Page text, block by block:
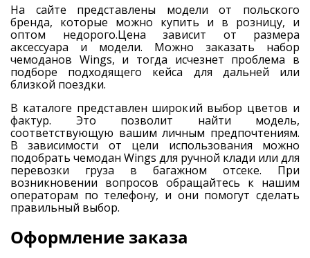
На сайте представлены модели от польского
бренда, которые можно купить и в розницу, и
оптом недорого.Цена зависит от размера
аксессуара и модели. Можно заказать набор
чемоданов Wings, и тогда исчезнет проблема в
подборе подходящего кейса для дальней или
близкой поездки.
В каталоге представлен широкий выбор цветов и
фактур. Это позволит найти модель,
соответствующую вашим личным предпочтениям.
В зависимости от цели использования можно
подобрать чемодан Wings для ручной клади или для
перевозки груза в багажном отсеке. При
возникновении вопросов обращайтесь к нашим
операторам по телефону, и они помогут сделать
правильный выбор.
Оформление заказа